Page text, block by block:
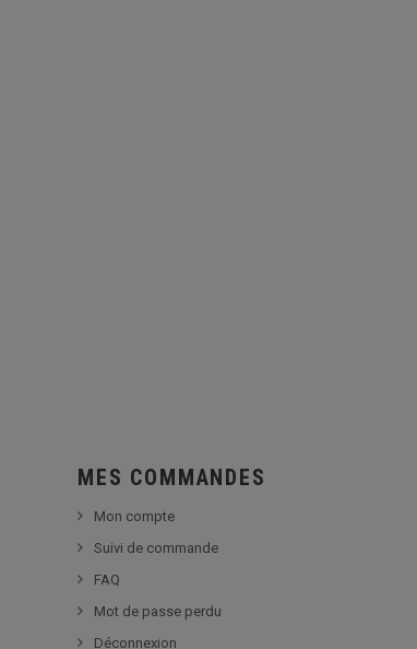
MES COMMANDES
Mon compte
Suivi de commande
FAQ
Mot de passe perdu
Déconnexion